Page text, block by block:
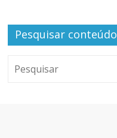
Pesquisar conteúdo